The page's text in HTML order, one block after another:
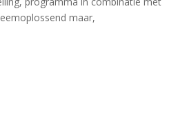
maar,